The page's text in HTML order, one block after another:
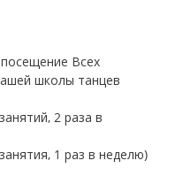
Всех
школы танцев
2 раза в
1 раз в неделю)